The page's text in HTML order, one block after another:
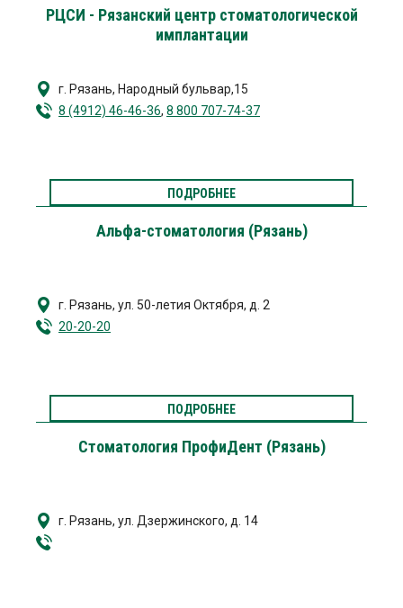
РЦСИ - Рязанский центр стоматологической
имплантации
г. Рязань, Народный бульвар,15
8 (4912) 46-46-36, 8 800 707-74-37
ПОДРОБНЕЕ
Альфа-стоматология (Рязань)
г. Рязань, ул. 50-летия Октября, д. 2
20-20-20
ПОДРОБНЕЕ
Стоматология ПрофиДент (Рязань)
г. Рязань, ул. Дзержинского, д. 14